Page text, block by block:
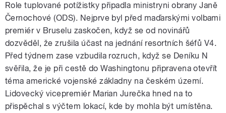
Role tuplované potížistky připadla ministryni obrany Janě
Černochové (ODS). Nejprve byl před maďarskými volbami
premiér v Bruselu zaskočen, když se od novinářů
dozvěděl, že zrušila účast na jednání resortních šéfů V4.
Před týdnem zase vzbudila rozruch, když se Deníku N
svěřila, že je při cestě do Washingtonu připravena otevřít
téma americké vojenské základny na českém území.
Lidovecký vicepremiér Marian Jurečka hned na to
přispěchal s výčtem lokací, kde by mohla být umístěna.